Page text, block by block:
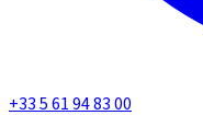
+33 5 61 94 83 00